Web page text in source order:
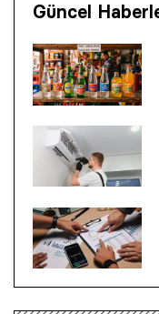
Güncel